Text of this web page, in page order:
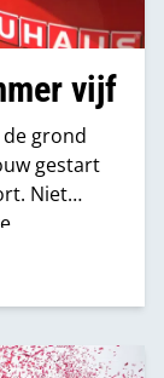
vijf
grond
gestart
Niet